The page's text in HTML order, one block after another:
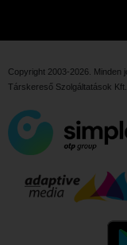
Copyright 2003-2026. Minden
Társkereső Szolgáltatások Kft.